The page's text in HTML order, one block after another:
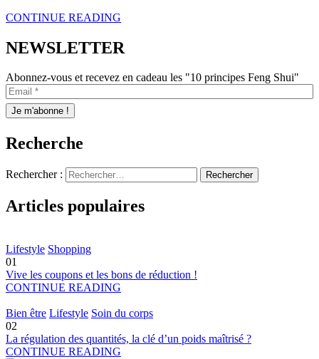
CONTINUE READING
NEWSLETTER
Abonnez-vous et recevez en cadeau les "10 principes Feng Shui"
Recherche
Rechercher :
Articles populaires
Lifestyle Shopping
01
Vive les coupons et les bons de réduction !
CONTINUE READING
Bien être Lifestyle Soin du corps
02
La régulation des quantités, la clé d’un poids maîtrisé ?
CONTINUE READING